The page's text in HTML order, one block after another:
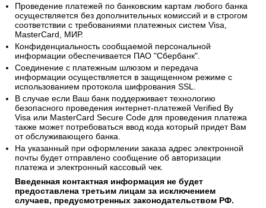
Проведение платежей по банковским картам любого банка
осуществляется без дополнительных комиссий и в строгом
соответствии с требованиями платежных систем Visa,
MasterCard, МИР.
Конфиденциальность сообщаемой персональной
информации обеспечивается ПАО "Сбербанк".
Соединение с платежным шлюзом и передача
информации осуществляется в защищенном режиме с
использованием протокола шифрования SSL.
В случае если Ваш банк поддерживает технологию
безопасного проведения интернет-платежей Verified By
Visa или MasterCard Secure Code для проведения платежа
также может потребоваться ввод кода который придет Вам
от обслуживающего банка.
На указанный при оформлении заказа адрес электронной
почты будет отправлено сообщение об авторизации
платежа и электронный кассовый чек.
Введенная контактная информация не будет
предоставлена третьим лицам за исключением
случаев, предусмотренных законодательством РФ.